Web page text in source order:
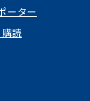
ーター
購読